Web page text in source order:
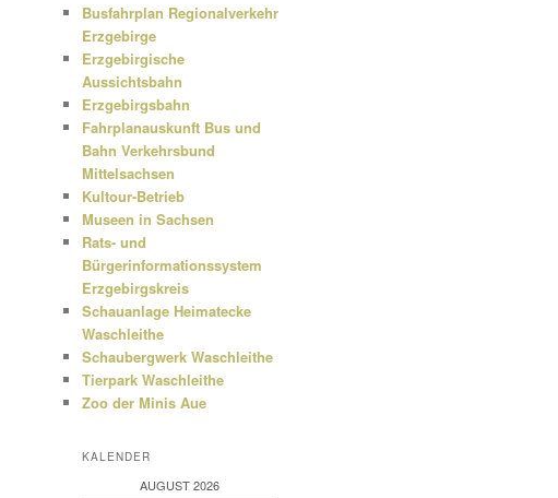
Busfahrplan Regionalverkehr
Erzgebirge
Erzgebirgische
Aussichtsbahn
Erzgebirgsbahn
Fahrplanauskunft Bus und
Bahn Verkehrsbund
Mittelsachsen
Kultour-Betrieb
Museen in Sachsen
Rats- und
Bürgerinformationssystem
Erzgebirgskreis
Schauanlage Heimatecke
Waschleithe
Schaubergwerk Waschleithe
Tierpark Waschleithe
Zoo der Minis Aue
KALENDER
AUGUST 2026